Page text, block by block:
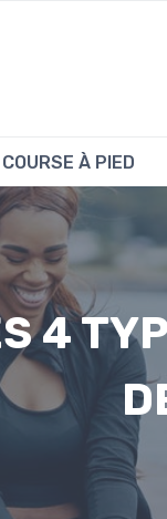
COURSE À PIED
4